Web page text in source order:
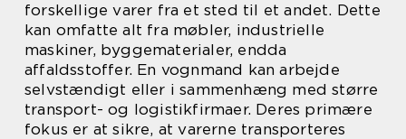
forskellige varer fra et sted til et andet. Dette
kan omfatte alt fra møbler, industrielle
maskiner, byggematerialer, endda
affaldsstoffer. En vognmand kan arbejde
selvstændigt eller i sammenhæng med større
transport- og logistikfirmaer. Deres primære
fokus er at sikre, at varerne transporteres